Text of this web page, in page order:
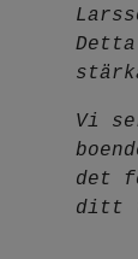
Vi
det
ditt